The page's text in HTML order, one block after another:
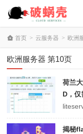
首页 > 云服务器 > 欧洲
欧洲服务器 第10页
荷兰
D，仅
揭秘